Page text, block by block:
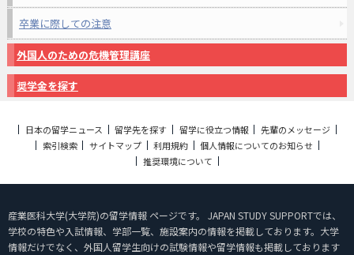
卒業に際しての注意
外国人のための危機管理講座
奨学金を探す
日本の留学ニュース 留学先を探す 留学に役立つ情報
先輩のメッセージ
索引検索
サイトマップ 利用規約
個人情報についてのお知らせ
推奨環境について
産業医科大学(大学院)の留学情報 ページです。 JAPAN STUDY SUPPORTでは、
学校の特色や入試情報、学部一覧、施設案内の情報を掲載しております。大学
情報だけでなく、外国人留学生向けの試験情報や留学情報も掲載しております